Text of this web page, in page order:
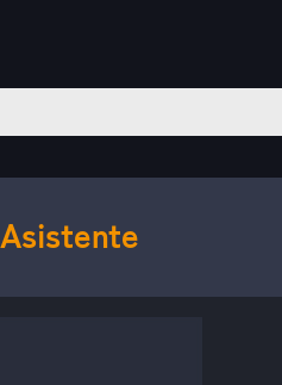
Asistente